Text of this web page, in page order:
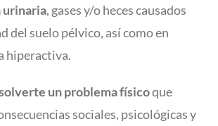
urinaria, gases y/o heces causados
del suelo pélvico, así como en
hiperactiva.
un problema físicoque
sociales, psicológicas y